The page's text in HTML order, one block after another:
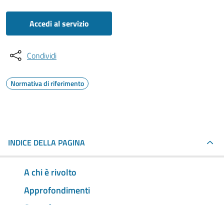
Accedi al servizio
Condividi
Normativa di riferimento
INDICE DELLA PAGINA
A chi è rivolto
Approfondimenti